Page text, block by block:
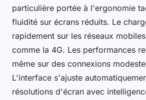
particulière portée à l'ergonomie
fluidité sur écrans réduits. Le
rapidement sur les réseaux
comme la 4G. Les performances
même sur des connexions
L'interface s'ajuste
résolutions d'écran avec